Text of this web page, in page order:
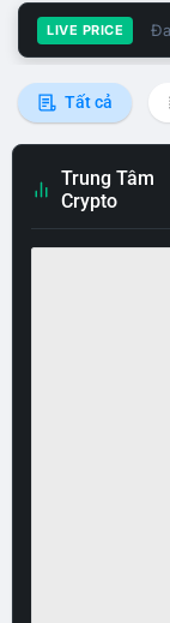
LIVE PRICE
Tất cả
Trung Tâm
Crypto